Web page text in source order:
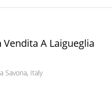
A Laigueglia
Savona, Italy